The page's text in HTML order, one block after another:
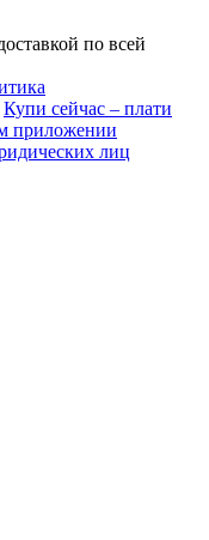
по всей
Купи сейчас – плати
приложении
лиц